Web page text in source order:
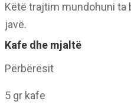
Këtë trajtim mundohuni ta
javë.
Kafe dhe mjaltë
Përbërësit
5 gr kafe